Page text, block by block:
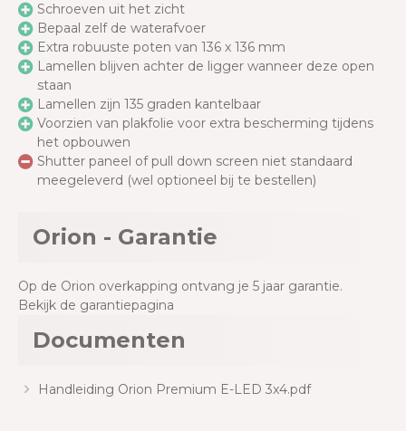
Schroeven uit het zicht
Bepaal zelf de waterafvoer
Extra robuuste poten van 136 x 136 mm
Lamellen blijven achter de ligger wanneer deze open
staan
Lamellen zijn 135 graden kantelbaar
Voorzien van plakfolie voor extra bescherming tijdens
het opbouwen
Shutter paneel of pull down screen niet standaard
meegeleverd (wel optioneel bij te bestellen)
Orion - Garantie
Op de Orion overkapping ontvang je 5 jaar garantie.
Bekijk de garantiepagina
Documenten
Handleiding Orion Premium E-LED 3x4.pdf